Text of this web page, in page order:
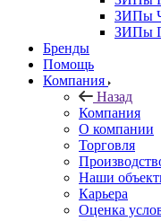
ЗИПы
ЗИПы
Бренды
Помощь
Компания
Назад
Компания
О компании
Торговля
Наши
Карьера
Оценка